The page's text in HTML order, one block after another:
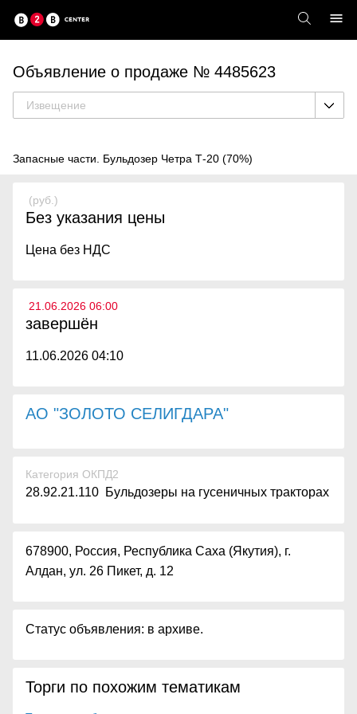
Объявление о продаже № 4485623
Извещение
Запасные части. Бульдозер Четра Т-20 (70%)
(руб.)
Без указания цены
Цена без НДС
21.06.2026 06:00
завершён
11.06.2026 04:10
АО "ЗОЛОТО СЕЛИГДАРА"
Категория ОКПД2
28.92.21.110 Бульдозеры на гусеничных тракторах
678900, Россия, Республика Саха (Якутия), г.
Алдан, ул. 26 Пикет, д. 12
Статус объявления: в архиве.
Торги по похожим тематикам